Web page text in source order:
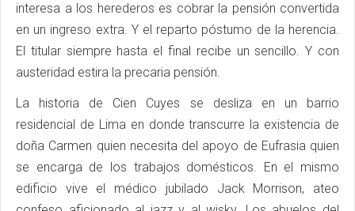
interesa a los herederos es cobrar la pensión convertida
en un ingreso extra. Y el reparto póstumo de la herencia.
El titular siempre hasta el final recibe un sencillo. Y con
austeridad estira la precaria pensión.
La historia de Cien Cuyes se desliza en un barrio
residencial de Lima en donde transcurre la existencia de
doña Carmen quien necesita del apoyo de Eufrasia quien
se encarga de los trabajos domésticos. En el mismo
edificio vive el médico jubilado Jack Morrison, ateo